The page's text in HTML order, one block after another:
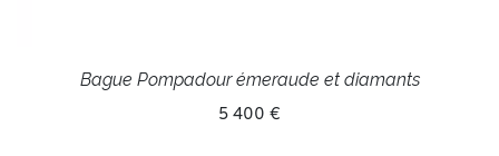
Bague Pompadour émeraude et diamants
5 400 €